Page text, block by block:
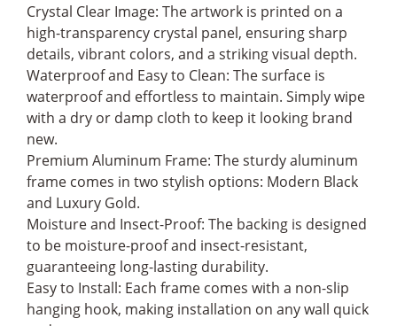
Crystal Clear Image: The artwork is printed on a
high-transparency crystal panel, ensuring sharp
details, vibrant colors, and a striking visual depth.
Waterproof and Easy to Clean: The surface is
waterproof and effortless to maintain. Simply wipe
with a dry or damp cloth to keep it looking brand
new.
Premium Aluminum Frame: The sturdy aluminum
frame comes in two stylish options: Modern Black
and Luxury Gold.
Moisture and Insect-Proof: The backing is designed
to be moisture-proof and insect-resistant,
guaranteeing long-lasting durability.
Easy to Install: Each frame comes with a non-slip
hanging hook, making installation on any wall quick